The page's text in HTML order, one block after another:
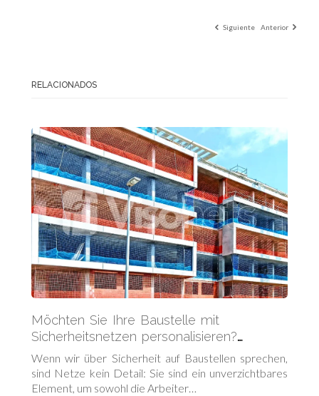
Siguiente Anterior
RELACIONADOS
Möchten Sie Ihre Baustelle mit
Sicherheitsnetzen personalisieren?
Entdecken Sie alle verfügbaren Farben
Wenn wir über Sicherheit auf Baustellen sprechen,
sind Netze kein Detail: Sie sind ein unverzichtbares
Element, um sowohl die Arbeiter…